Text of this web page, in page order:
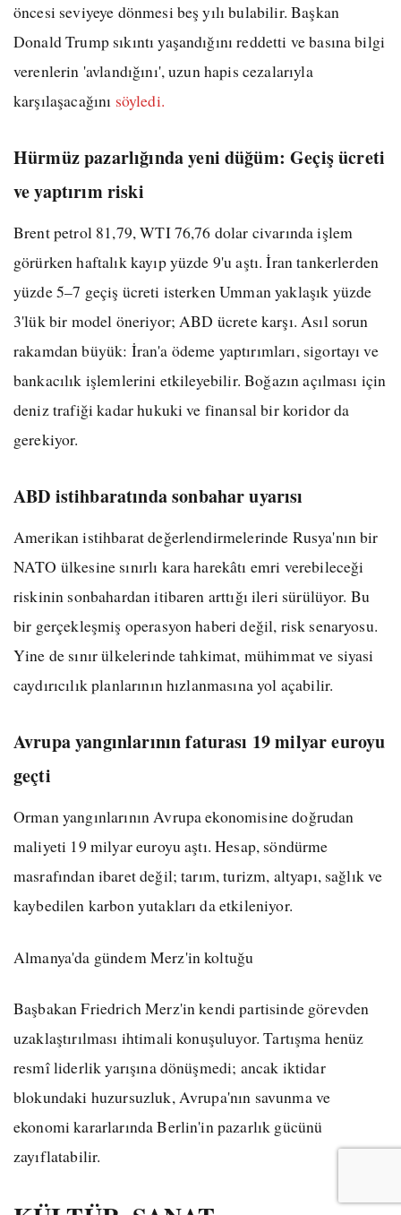
öncesi seviyeye dönmesi beş yılı bulabilir. Başkan
Donald Trump sıkıntı yaşandığını reddetti ve basına bilgi
verenlerin 'avlandığını', uzun hapis cezalarıyla
karşılaşacağını söyledi.
Hürmüz pazarlığında yeni düğüm: Geçiş ücreti
ve yaptırım riski
Brent petrol 81,79, WTI 76,76 dolar civarında işlem
görürken haftalık kayıp yüzde 9'u aştı. İran tankerlerden
yüzde 5–7 geçiş ücreti isterken Umman yaklaşık yüzde
3'lük bir model öneriyor; ABD ücrete karşı. Asıl sorun
rakamdan büyük: İran'a ödeme yaptırımları, sigortayı ve
bankacılık işlemlerini etkileyebilir. Boğazın açılması için
deniz trafiği kadar hukuki ve finansal bir koridor da
gerekiyor.
ABD istihbaratında sonbahar uyarısı
Amerikan istihbarat değerlendirmelerinde Rusya'nın bir
NATO ülkesine sınırlı kara harekâtı emri verebileceği
riskinin sonbahardan itibaren arttığı ileri sürülüyor. Bu
bir gerçekleşmiş operasyon haberi değil, risk senaryosu.
Yine de sınır ülkelerinde tahkimat, mühimmat ve siyasi
caydırıcılık planlarının hızlanmasına yol açabilir.
Avrupa yangınlarının faturası 19 milyar euroyu
geçti
Orman yangınlarının Avrupa ekonomisine doğrudan
maliyeti 19 milyar euroyu aştı. Hesap, söndürme
masrafından ibaret değil; tarım, turizm, altyapı, sağlık ve
kaybedilen karbon yutakları da etkileniyor.
Almanya'da gündem Merz'in koltuğu
Başbakan Friedrich Merz'in kendi partisinde görevden
uzaklaştırılması ihtimali konuşuluyor. Tartışma henüz
resmî liderlik yarışına dönüşmedi; ancak iktidar
blokundaki huzursuzluk, Avrupa'nın savunma ve
ekonomi kararlarında Berlin'in pazarlık gücünü
zayıflatabilir.